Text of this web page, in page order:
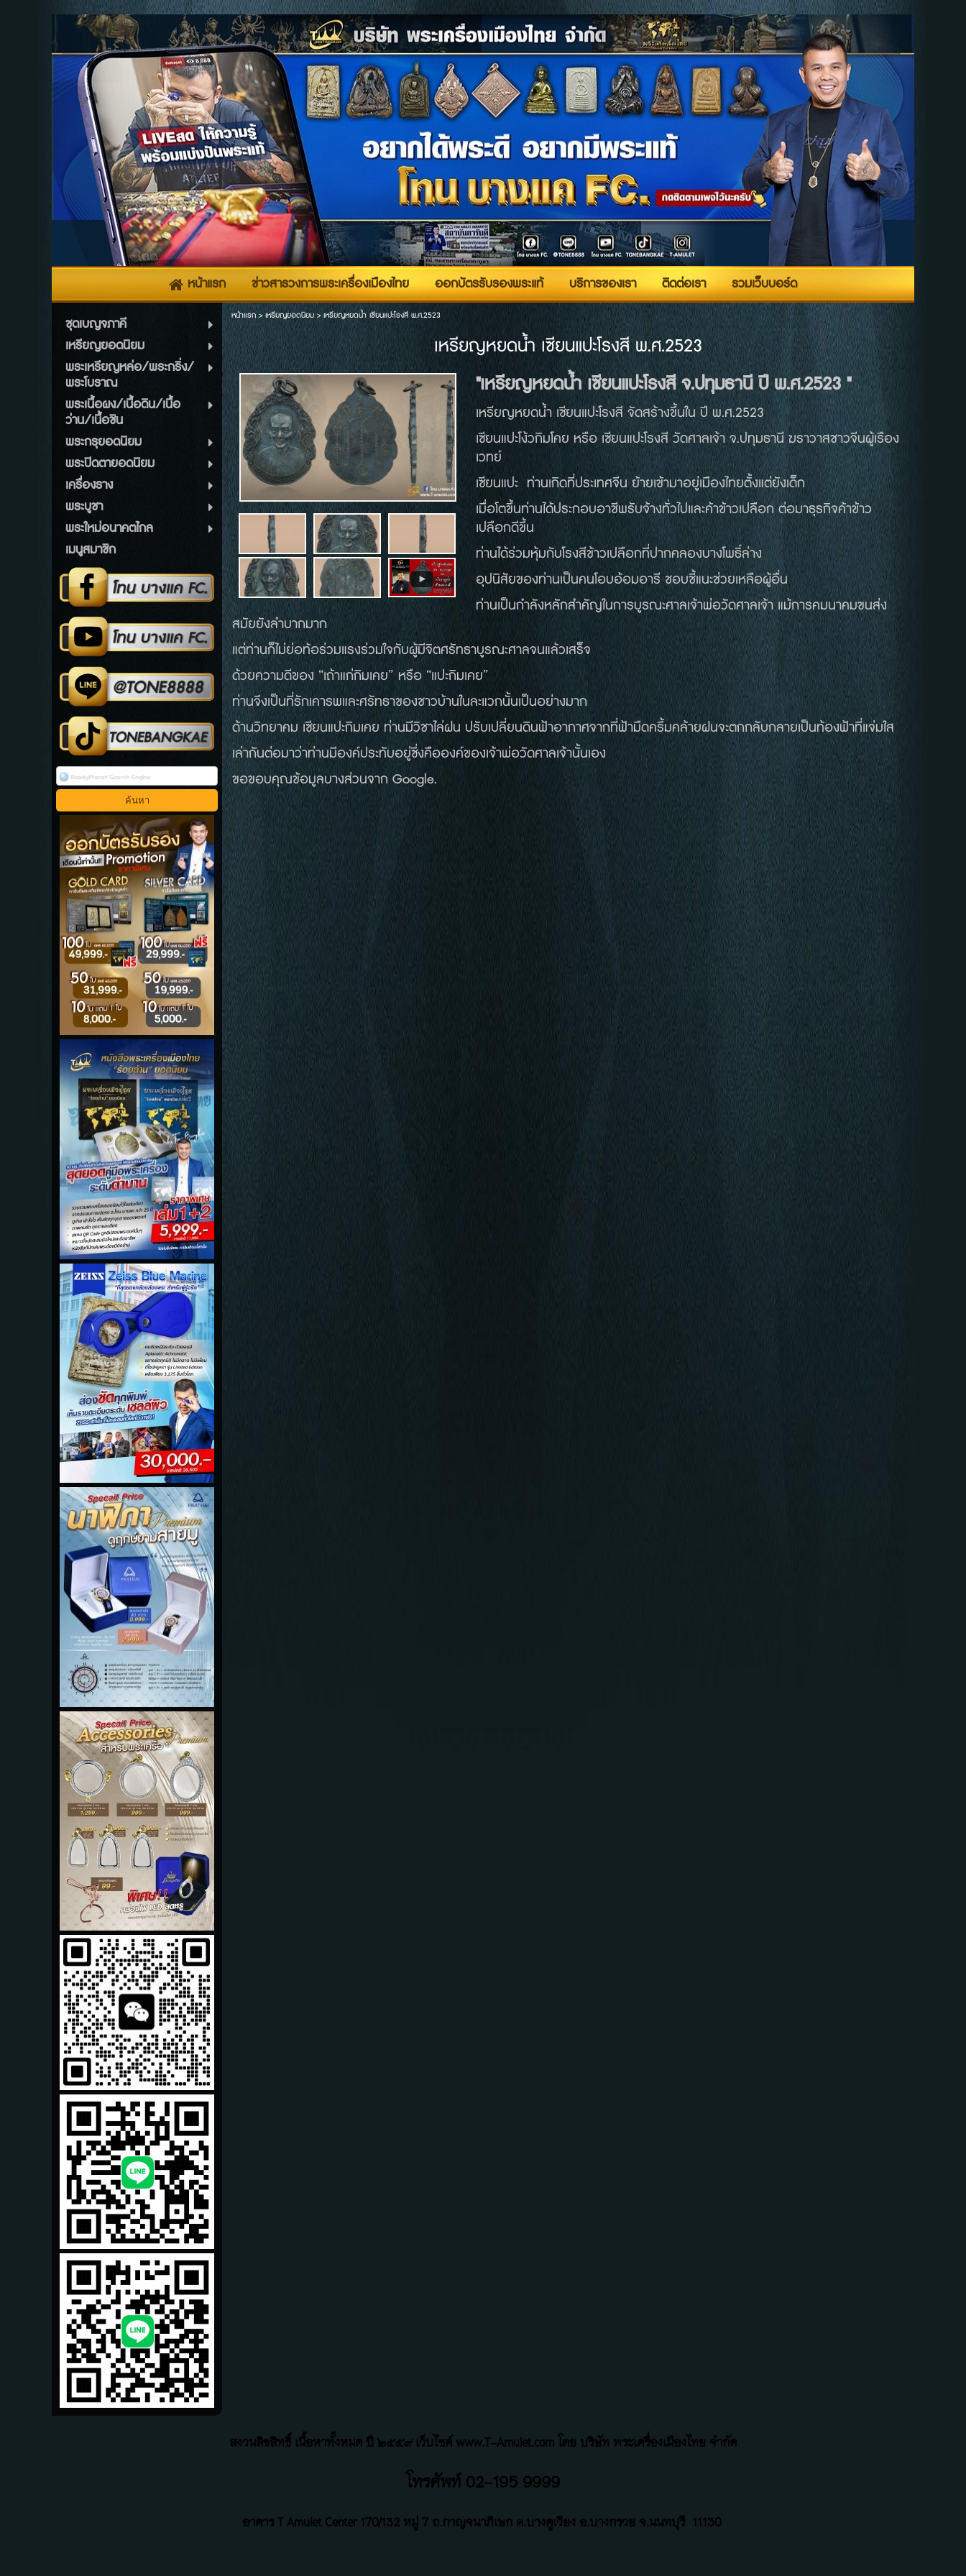
หน้าแรก ข่าวสารวงการพระเครื่องเมืองไทย ออกบัตรรับรองพระแท้ บริการของเรา ติดต่อเรา รวมเว็บบอร์ด
ชุดเบญจภาคี
เหรียญยอดนิยม
พระเหรียญหล่อ/พระกริ่ง/
พระโบราณ
พระเนื้อผง/เนื้อดิน/เนื้อ
ว่าน/เนื้อชิน
พระกรุยอดนิยม
พระปิดตายอดนิยม
เครื่องราง
พระบูชา
พระใหม่อนาคตไกล
เมนูสมาชิก
หน้าแรก> เหรียญยอดนิยม> เหรียญหยดน้ำ เซียนแปะโรงสี พ.ศ.2523
เหรียญหยดน้ำ เซียนแปะโรงสี พ.ศ.2523
"เหรียญหยดน้ำ เซียนแปะโรงสี จ.ปทุมธานี ปี พ.ศ.2523 "
เหรียญหยดน้ำ เซียนแปะโรงสี จัดสร้างขึ้นใน ปี พ.ศ.2523
เซียนแปะโง้วกิมโคย หรือ เซียนแปะโรงสี วัดศาลเจ้า จ.ปทุมธานี ฆราวาสชาวจีนผู้เรือง
เวทย์
เซียนแปะ ท่านเกิดที่ประเทศจีน ย้ายเข้ามาอยู่เมืองไทยตั้งแต่ยังเด็ก
เมื่อโตขึ้นท่านได้ประกอบอาชีพรับจ้างทั่วไปและค้าข้าวเปลือก ต่อมาธุรกิจค้าข้าว
เปลือกดีขึ้น
ท่านได้ร่วมหุ้มกับโรงสีข้าวเปลือกที่ปากคลองบางโพธิ์ล่าง
อุปนิสัยของท่านเป็นคนโอบอ้อมอารี ชอบชี้แนะช่วยเหลือผู้อื่น
ท่านเป็นกำลังหลักสำคัญในการบูรณะศาลเจ้าพ่อวัดศาลเจ้า แม้การคมนาคมขนส่ง
สมัยยังลำบากมาก
แต่ท่านก็ไม่ย่อท้อร่วมแรงร่วมใจกับผู้มีจิตศรัทธาบูรณะศาลจนแล้วเสร็จ
ด้วยความดีของ “เถ้าแก่กิมเคย” หรือ “แปะกิมเคย”
ท่านจึงเป็นที่รักเคารพและศรัทธาของชาวบ้านในละแวกนั้นเป็นอย่างมาก
ด้านวิทยาคม เซียนแปะกิมเคย ท่านมีวิชาไล่ฝน ปรับเปลี่ยนดินฟ้าอากาศจากที่ฟ้ามืดครึ้มคล้ายฝนจะตกกลับกลายเป็นท้องฟ้าที่แจ่มใส
เล่ากันต่อมาว่าท่านมีองค์ประทับอยู่ซึ่งคือองค์ของเจ้าพ่อวัดศาลเจ้านั้นเอง
ขอขอบคุณข้อมูลบางส่วนจาก Google.
สงวนลิขสิทธิ์ เนื้อหาทั้งหมด ปี ๒๕๕๙ เว็บไซค์ www.T-Amulet.com โดย บริษัท พระเครื่องเมืองไทย จำกัด
โทรศัพท์ 02-195 9999
อาคาร T Amulet Center170/132 หมู่ 7 ถ.กาญจนาภิเษก ต.บางคูเวียง อ.บางกรวย จ.นนทบุรี 11130